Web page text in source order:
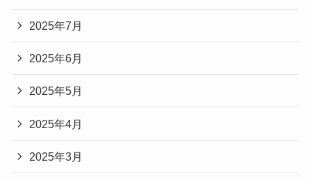
2025年7月
2025年6月
2025年5月
2025年4月
2025年3月